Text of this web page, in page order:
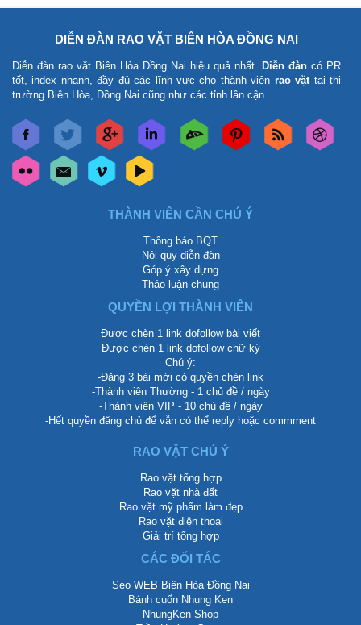
DIỄN ĐÀN RAO VẶT BIÊN HÒA ĐỒNG NAI
Diễn đàn rao vặt Biên Hòa Đồng Nai hiệu quả nhất. Diễn đàn có PR
tốt, index nhanh, đầy đủ các lĩnh vực cho thành viên rao vặttại thị
trường Biên Hòa, Đồng Nai cũng như các tỉnh lân cận.
THÀNH VIÊN CẦN CHÚ Ý
Thông báo BQT
Nội quy diễn đàn
Góp ý xây dựng
Thảo luận chung
QUYỀN LỢI THÀNH VIÊN
Được chèn 1 link dofollow bài viết
Được chèn 1 link dofollow chữ ký
Chú ý:
-Đăng 3 bài mới có quyền chèn link
-Thành viên Thường - 1 chủ đề / ngày
-Thành viên VIP - 10 chủ đề / ngày
-Hết quyền đăng chủ để vẫn có thể reply hoặc commment
RAO VẶT CHÚ Ý
Rao vặt tổng hợp
Rao vặt nhà đất
Rao vặt mỹ phẩm làm đẹp
Rao vặt điện thoại
Giải trí tổng hợp
CÁC ĐỐI TÁC
Seo WEB Biên Hòa Đồng Nai
Bánh cuốn Nhung Ken
NhungKen Shop